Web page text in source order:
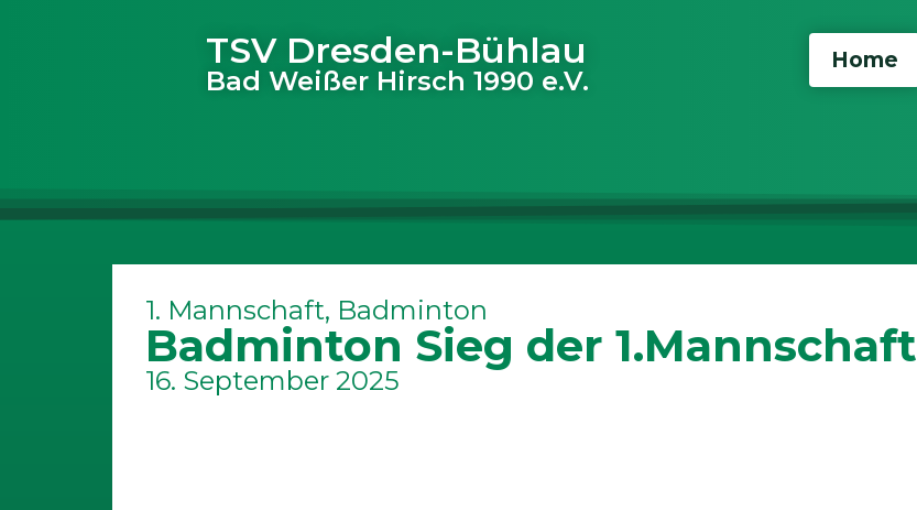
TSV Dresden-Bühlau
Bad Weißer Hirsch 1990 e.V.
Home
1. Mannschaft, Badminton
Badminton Sieg der 1.Mannschaft
16. September 2025